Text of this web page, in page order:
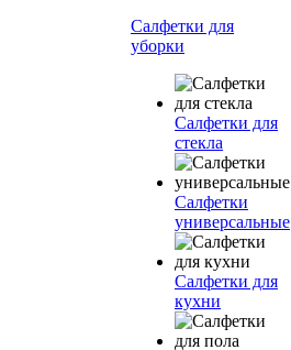
Салфетки для
уборки
Салфетки для
стекла
Салфетки
универсальные
Салфетки для
кухни